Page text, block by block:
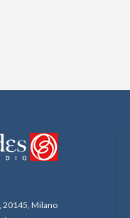
20145, Milano